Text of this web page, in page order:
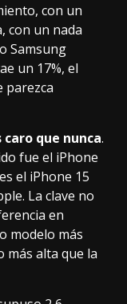
con un
con un nada
Samsung
un 17%, el
parezca
que nunca.
fue el iPhone
el iPhone 15
La clave no
en
modelo más
más alta que la